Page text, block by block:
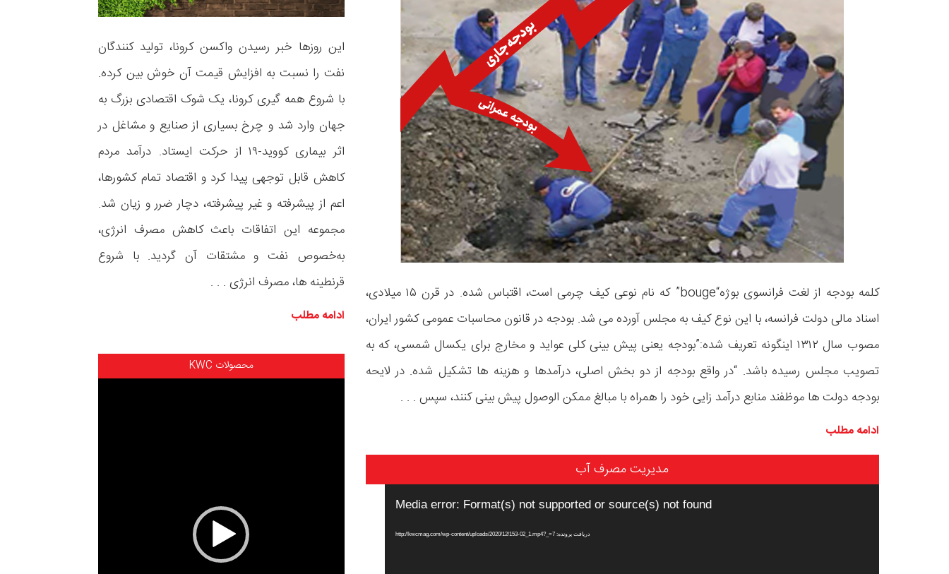
این روزها خبر رسیدن واکسن کرونا، تولید کنندگان
نفت را نسبت به افزایش قیمت آن خوش بین کرده.
با شروع همه گیری کرونا، یک شوک اقتصادی بزرگ به
جهان وارد شد و چرخ بسیاری از صنایع و مشاغل در
اثر بیماری کووید-۱۹ از حرکت ایستاد. درآمد مردم
کاهش قابل‌ توجهی پیدا کرد و اقتصاد تمام کشورها،
اعم از پیشرفته و غیر پیشرفته، دچار ضرر و زیان شد.
مجموعه این اتفاقات باعث کاهش مصرف انرژی،
به‌خصوص نفت و مشتقات آن گردید. با شروع
قرنطینه ها، مصرف انرژی . . .
ادامه مطلب
محصولات KWC
کلمه بودجه از لغت فرانسوی بوژه“bouge” که نام نوعی کیف چرمی است، اقتباس شده. در قرن ۱۵ میلادی،
اسناد مالی دولت فرانسه، با این نوع کیف به مجلس آورده می شد. بودجه در قانون محاسبات عمومی کشور ایران،
مصوب سال ۱۳۱۲ اینگونه تعریف شده:”بودجه یعنی پیش بینی کلی عواید و مخارج برای یکسال شمسی، که به
تصویب مجلس رسیده باشد. “در واقع بودجه از دو بخش اصلی، درآمدها و هزینه ها تشکیل شده. در لایحه
بودجه دولت ها موظفند منابع درآمد زایی خود را همراه با مبالغ ممکن الوصول پیش بینی کنند، سپس . . .
ادامه مطلب
مدیریت مصرف آب
Media error: Format(s) not supported or source(s) not found
دریافت پرونده: http://kwcmag.com/wp-content/uploads/2020/12/153-02_1.mp4?_=7